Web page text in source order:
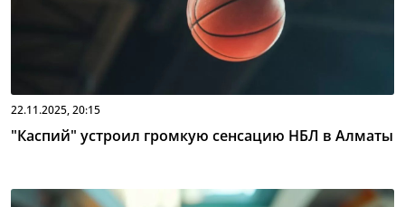
22.11.2025, 20:15
"Каспий" устроил громкую сенсацию НБЛ в Алматы